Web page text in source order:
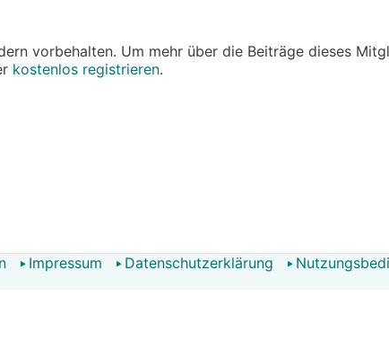
vorbehalten. Um mehr über die Beiträge dieses
kostenlos registrieren.
Impressum Datenschutzerklärung